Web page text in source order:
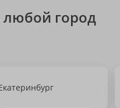
любой город